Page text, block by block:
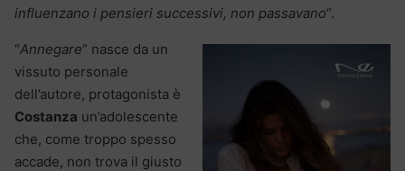
influenzano i pensieri successivi, non passavano“.
“Annegare” nasce da un
vissuto personale
dell’autore, protagonista è
Costanza un’adolescente
che, come troppo spesso
accade, non trova il giusto